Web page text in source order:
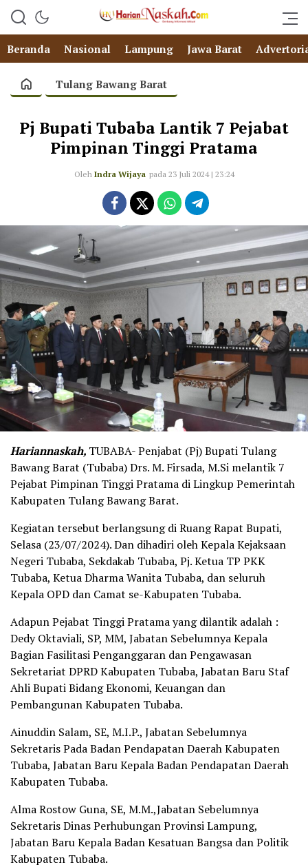
Beranda Nasional Lampung Jawa Barat
Tulang Bawang Barat
Pj Bupati Tubaba Lantik 7 Pejabat
Pimpinan Tinggi Pratama
Oleh Indra Wijaya pada 23 Juli 2024 | 23:24
Hariannaskah, TUBABA- Penjabat (Pj) Bupati Tulang
Bawang Barat (Tubaba) Drs. M. Firsada, M.Si melantik 7
Pejabat Pimpinan Tinggi Pratama di Lingkup Pemerintah
Kabupaten Tulang Bawang Barat.
Kegiatan tersebut berlangsung di Ruang Rapat Bupati,
Selasa (23/07/2024). Dan dihadiri oleh Kepala Kejaksaan
Negeri Tubaba, Sekdakab Tubaba, Pj. Ketua TP PKK
Tubaba, Ketua Dharma Wanita Tubaba, dan seluruh
Kepala OPD dan Camat se-Kabupaten Tubaba.
Adapun Pejabat Tinggi Pratama yang dilantik adalah :
Dedy Oktaviali, SP, MM, Jabatan Sebelumnya Kepala
Bagian Fasilitasi Penganggaran dan Pengawasan
Sekretariat DPRD Kabupaten Tubaba, Jabatan Baru Staf
Ahli Bupati Bidang Ekonomi, Keuangan dan
Pembangunan Kabupaten Tubaba.
Ainuddin Salam, SE, M.I.P., Jabatan Sebelumnya
Sekretaris Pada Badan Pendapatan Daerah Kabupaten
Tubaba, Jabatan Baru Kepala Badan Pendapatan Daerah
Kabupaten Tubaba.
Alma Rostow Guna, SE, M.M.,Jabatan Sebelumnya
Sekretaris Dinas Perhubungan Provinsi Lampung,
Jabatan Baru Kepala Badan Kesatuan Bangsa dan Politik
Kabupaten Tubaba.